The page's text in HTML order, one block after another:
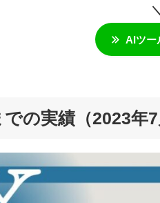
AIツー
の実績（2023年7